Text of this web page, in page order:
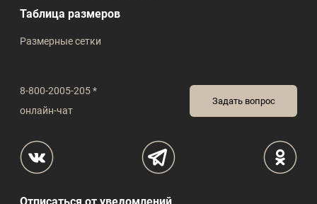
8-800-2005-205 *
онлайн-чат
Задать вопрос
Таблица размеров
Размерные сетки